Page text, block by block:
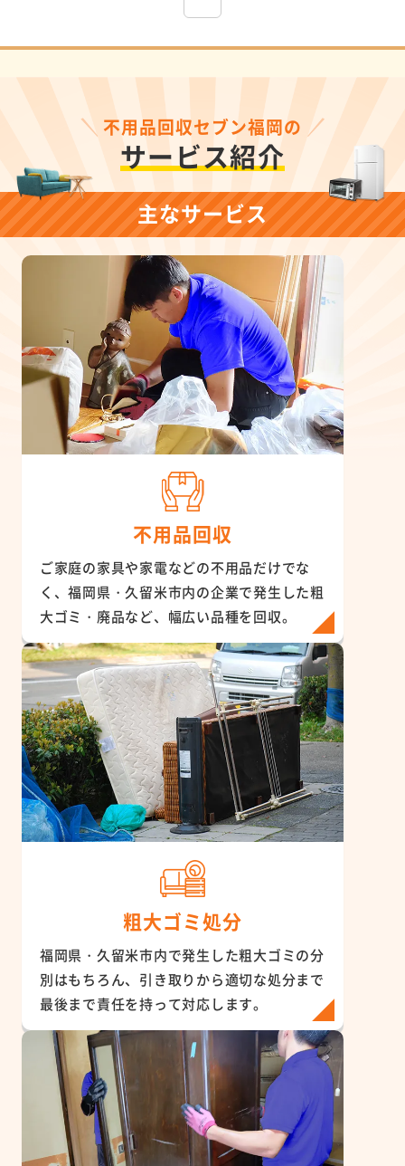
不用品回収セブン福岡の
サービス紹介
主なサービス
不用品回収
ご家庭の家具や家電などの不用品だけでな
く、福岡県・久留米市内の企業で発生した粗
大ゴミ・廃品など、幅広い品種を回収。
粗大ゴミ処分
福岡県・久留米市内で発生した粗大ゴミの分
別はもちろん、引き取りから適切な処分まで
最後まで責任を持って対応します。